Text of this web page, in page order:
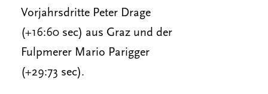
Vorjahrsdritte Peter Drage
(+16:60 sec) aus Graz und der
Fulpmerer Mario Parigger
(+29:73 sec).